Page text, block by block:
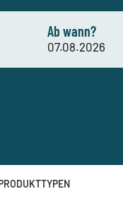
Ab wann?